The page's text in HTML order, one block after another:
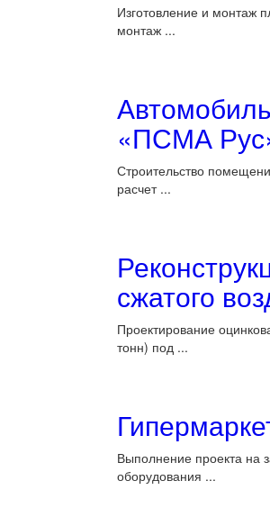
Изготовление и монтаж
монтаж ...
«ПСМА
Строительство
расчет ...
сжатого
Проектирование
тонн) под ...
Выполнение проекта на
оборудования ...